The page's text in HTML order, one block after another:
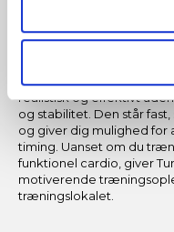
Hvis du tillader det, vil
Indsamle præcise
Identificere din
dens unikke
Dine valg anvendes på
Vi og vores
Hvorfor vælge
Fritstående
Denne boksedummy er
realistisk og effektivt
og stabilitet. Den står
og giver dig mulighed for
timing. Uanset om du
funktionel cardio, giver
motiverende
træningslokalet.